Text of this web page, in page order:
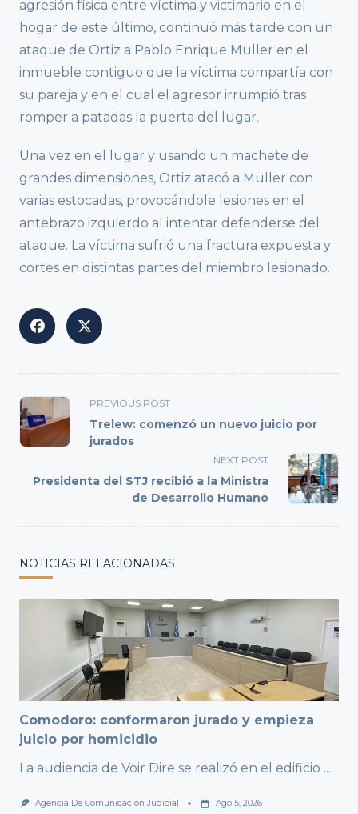
agresión física entre víctima y victimario en el
hogar de este último, continuó más tarde con un
ataque de Ortiz a Pablo Enrique Muller en el
inmueble contiguo que la víctima compartía con
su pareja y en el cual el agresor irrumpió tras
romper a patadas la puerta del lugar.
Una vez en el lugar y usando un machete de
grandes dimensiones, Ortiz atacó a Muller con
varias estocadas, provocándole lesiones en el
antebrazo izquierdo al intentar defenderse del
ataque. La víctima sufrió una fractura expuesta y
cortes en distintas partes del miembro lesionado.
<span
class="nav-
subtitle
reader-
text">Page</span>
PREVIOUS POST
Trelew: comenzó un nuevo juicio por
jurados
NEXT POST
Presidenta del STJ recibió a la Ministra
de Desarrollo Humano
NOTICIAS RELACIONADAS
Comodoro: conformaron jurado y empieza
juicio por homicidio
La audiencia de Voir Dire se realizó en el edificio ...
Agencia De Comunicación Judicial Ago 5, 2026